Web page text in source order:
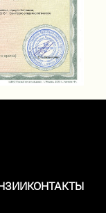
КОНТАКТЫ